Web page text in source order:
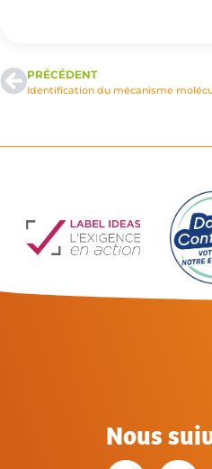
PRÉCÉDENT
Identification du mécanisme
Nous